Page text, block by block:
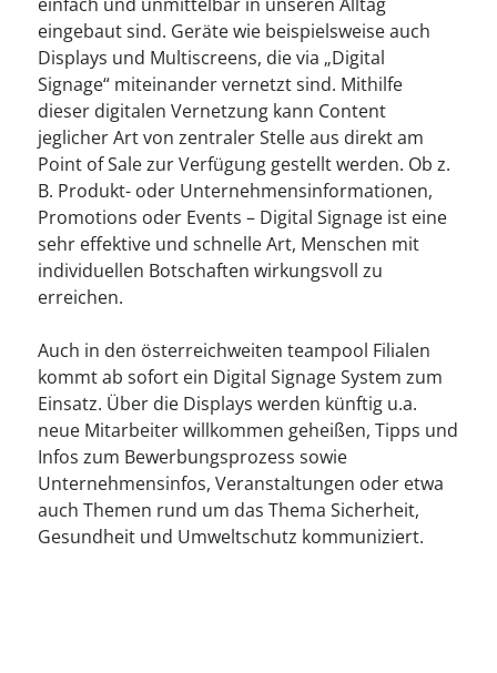
--
eingebaut sind. Geräte wie beispielsweise auch
Displays und Multiscreens, die via „Digital
Signage“ miteinander vernetzt sind. Mithilfe
dieser digitalen Vernetzung kann Content
jeglicher Art von zentraler Stelle aus direkt am
Point of Sale zur Verfügung gestellt werden. Ob z.
B. Produkt- oder Unternehmensinformationen,
Promotions oder Events – Digital Signage ist eine
sehr effektive und schnelle Art, Menschen mit
individuellen Botschaften wirkungsvoll zu
erreichen.
Auch in den österreichweiten teampool Filialen
kommt ab sofort ein Digital Signage System zum
Einsatz. Über die Displays werden künftig u.a.
neue Mitarbeiter willkommen geheißen, Tipps und
Infos zum Bewerbungsprozess sowie
Unternehmensinfos, Veranstaltungen oder etwa
auch Themen rund um das Thema Sicherheit,
Gesundheit und Umweltschutz kommuniziert.